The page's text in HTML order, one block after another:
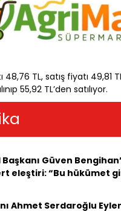
48,76 TL, satış fiyatı 49,81
55,92 TL’den satılıyor.
Başkanı Güven
eleştiri: “Bu hükümet
Ahmet Serdaroğlu